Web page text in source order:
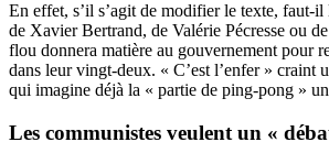
En effet, s’il s’agit de modifier le texte, faut-
de Xavier Bertrand, de Valérie Pécresse ou
flou donnera matière au gouvernement pour
dans leur vingt-deux. « C’est l’enfer » craint
qui imagine déjà la « partie de ping-pong »
Les communistes veulent un «